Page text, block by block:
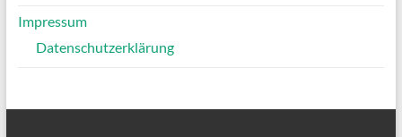
Impressum
Datenschutzerklärung